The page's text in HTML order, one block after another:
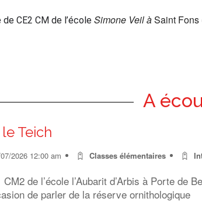
de CE2 CM de l’école Simone Veil àSaint Fons
A
Teich
2026 12:00 am Classes élémentaires
CM2 de l’école l’Aubarit d’Arbis à Porte de
de parler de la réserve ornithologique